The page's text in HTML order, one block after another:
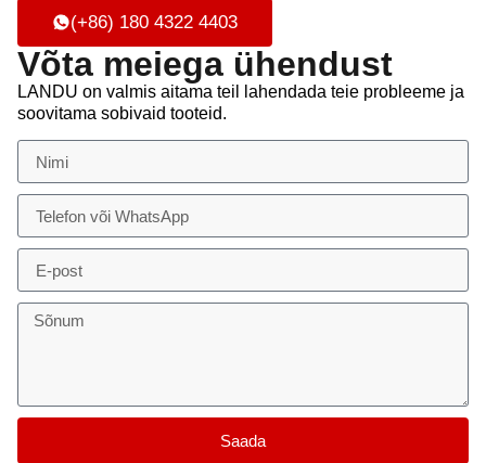
(+86) 180 4322 4403
Võta meiega ühendust
LANDU on valmis aitama teil lahendada teie probleeme ja
soovitama sobivaid tooteid.
Saada